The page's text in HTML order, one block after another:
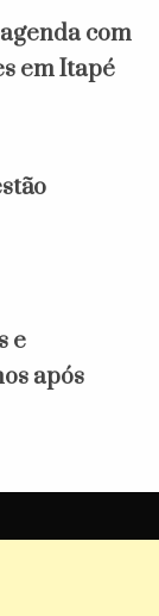
com
em Itapé
e
após